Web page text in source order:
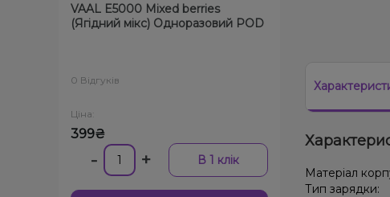
VAAL E5000 Mixed berries
(Ягідний мікс) Одноразовий POD
0 Відгуків
Ціна:
399₴
- + В 1 клік
Матеріал
Тип зарядки: